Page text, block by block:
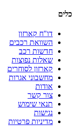
כלים
דו"ח קארזון
השוואת רכבים
חדשות רכב
שאלות נפוצות
קארזון לסוחרים
מחשבוני אגרות
אודות
צור קשר
תנאי שימוש
נגישות
מדיניות פרטיות